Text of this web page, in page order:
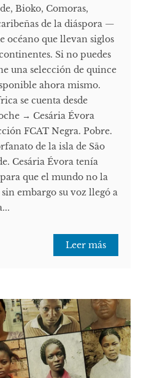
Bioko, Comoras,
de la diáspora —
océano que llevan siglos
Si no puedes
una selección de quince
ahora mismo.
se cuenta desde
→ Cesária Évora
FCAT Negra. Pobre.
de la isla de São
Cesária Évora tenía
que el mundo no la
embargo su voz llegó a
Leer más